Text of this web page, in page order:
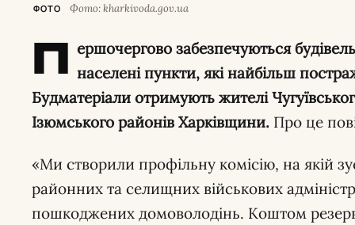
ФОТО Фото: kharkivoda.gov.ua
П ершочергово забезпечуються
населені пункти, які найбільш
Будматеріали отримують жителі
Ізюмського районів Харківщини. Про це
«Ми створили профільну комісію, на якій
районних та селищних військових
пошкоджених домоволодінь. Коштом